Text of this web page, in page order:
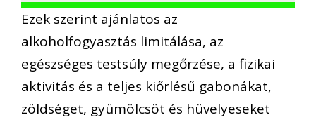
Ezek szerint ajánlatos az
alkoholfogyasztás limitálása, az
egészséges testsúly megőrzése, a fizikai
aktivitás és a teljes kiőrlésű gabonákat,
zöldséget, gyümölcsöt és hüvelyeseket